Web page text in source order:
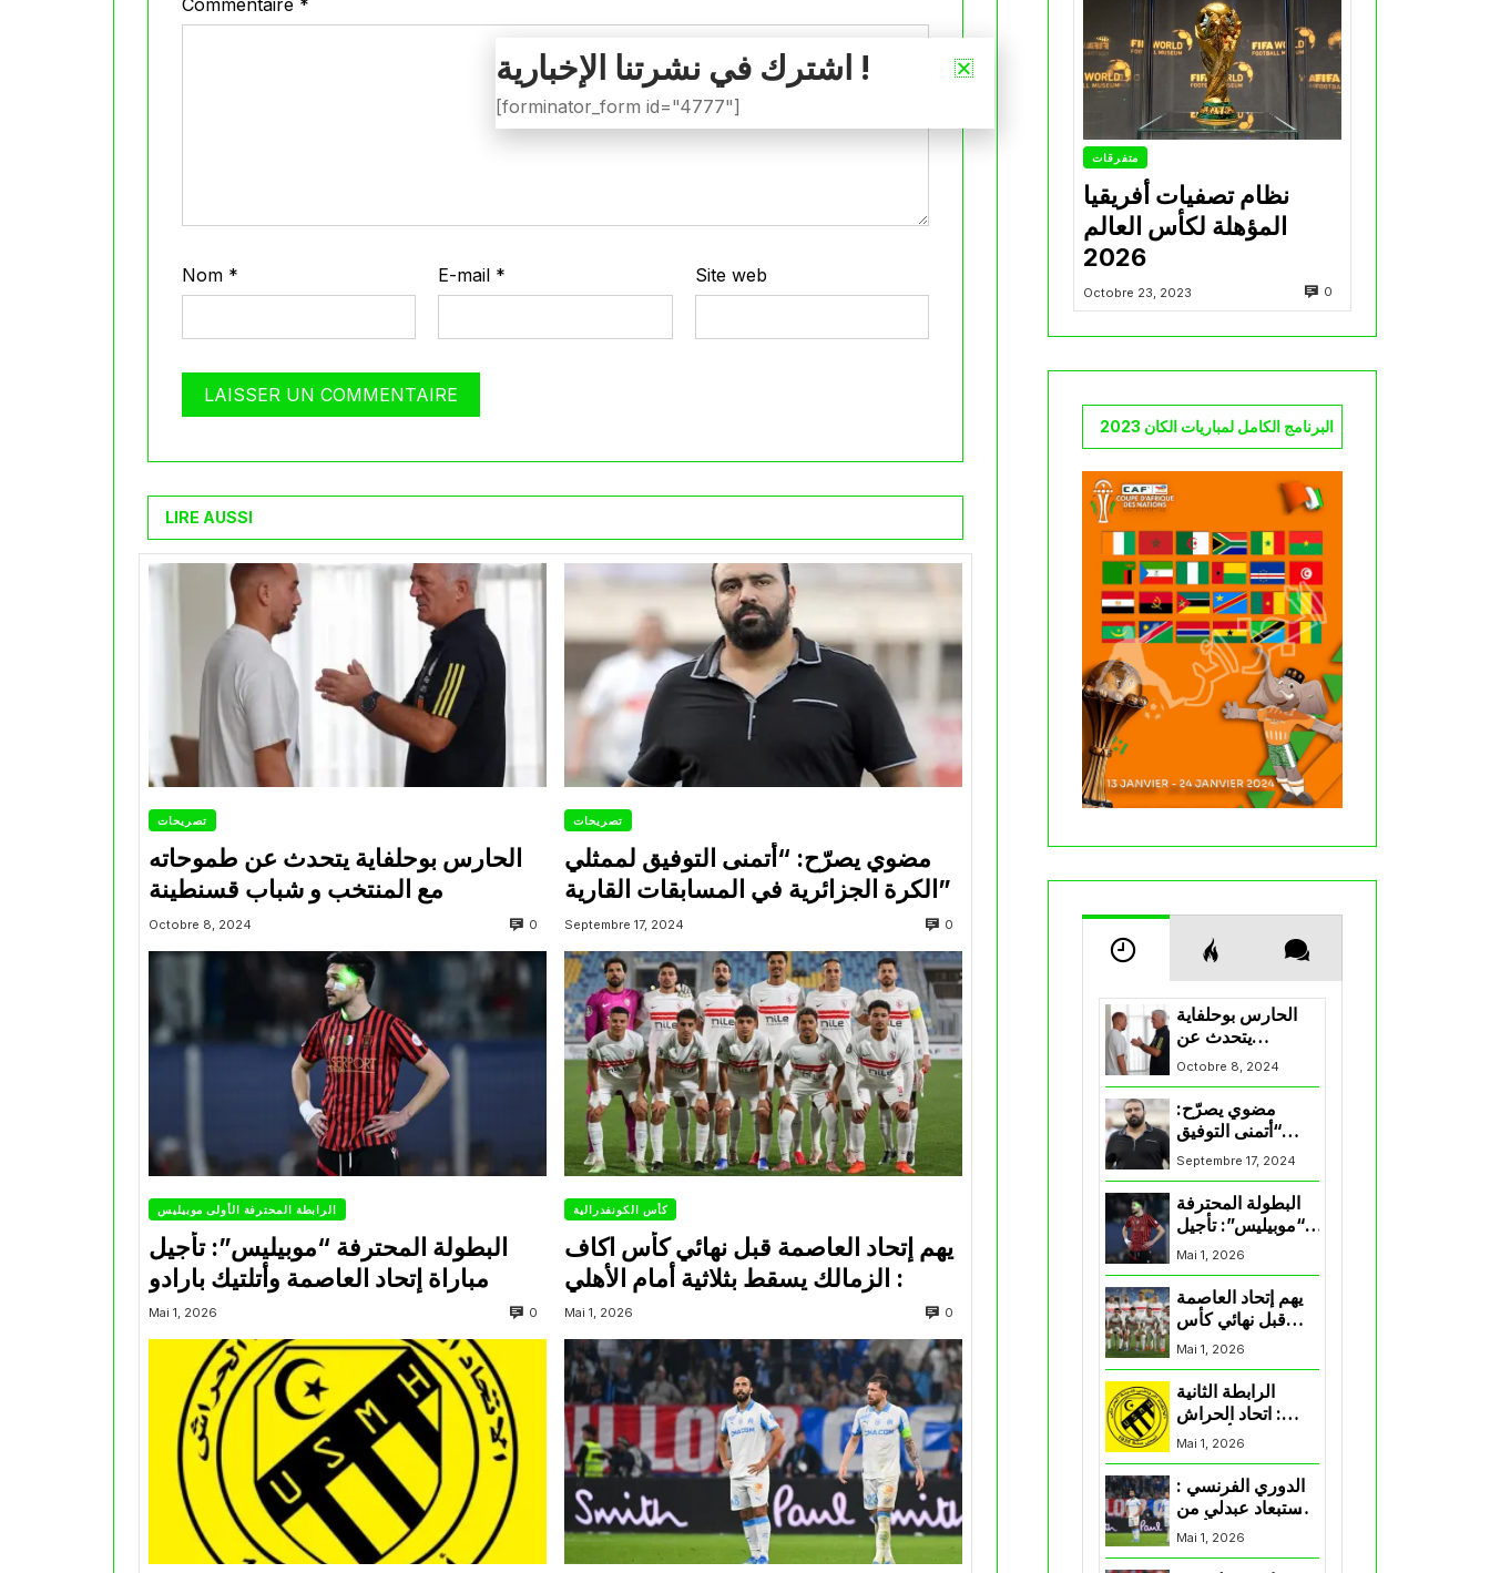
Nom * E-mail * Site web
LIRE AUSSI
تصريحات
الحارس بوحلفاية يتحدث عن طموحاته
مع المنتخب و شباب قسنطينة
Octobre 8, 2024 0
تصريحات
مضوي يصرّح: “أتمنى التوفيق لممثلي
الكرة الجزائرية في المسابقات القارية”
Septembre 17, 2024 0
الرابطة المحترفة الأولى موبيليس
البطولة المحترفة “موبيليس”: تأجيل
مباراة إتحاد العاصمة وأتلتيك بارادو
Mai 1, 2026 0
كأس الكونفدرالية
يهم إتحاد العاصمة قبل نهائي كأس اكاف
Mai 1, 2026 0
متفرقات
نظام تصفيات أفريقيا
المؤهلة لكأس العالم
2026
Octobre 23, 2023 0
البرنامج الكامل لمباريات الكان 2023
الحارس بوحلفاية
يتحدث عن
طموحاته مع
المنتخب و شباب
قسنطينة
Octobre 8, 2024
مضوي يصرّح:
“أتمنى التوفيق
لممثلي الكرة
الجزائرية في
Septembre 17, 2024
البطولة المحترفة
“موبيليس”: تأجيل
مباراة إتحاد
العاصمة وأتلتيك
بارادو
Mai 1, 2026
يهم إتحاد العاصمة
قبل نهائي كأس
اكاف : الزمالك
يسقط بثلاثية أمام
Mai 1, 2026
الرابطة الثانية
: اتحاد الحراش
يحسم التأهل إلى
“البلاي أوف”
Mai 1, 2026
الدوري الفرنسي :
استبعاد عبدلي من
قائمة مرسيليا أمام
Mai 1, 2026
اشترك في نشرتنا الإخبارية !
[forminator_form id="4777"]